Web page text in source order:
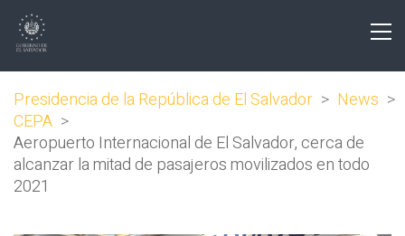
Presidencia de la República de El Salvador > News >
CEPA >
Aeropuerto Internacional de El Salvador, cerca de
alcanzar la mitad de pasajeros movilizados en todo
2021